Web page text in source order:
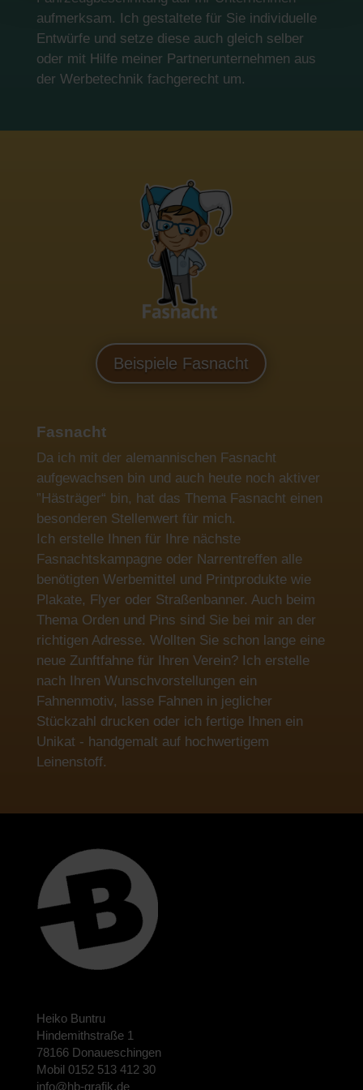
aufmerksam. Ich gestaltete für Sie individuelle
Entwürfe und setze diese auch gleich selber
oder mit Hilfe meiner Partnerunternehmen aus
der Werbetechnik fachgerecht um.
Beispiele Fasnacht
Fasnacht
Da ich mit der alemannischen Fasnacht
aufgewachsen bin und auch heute noch aktiver
”Hästräger“ bin, hat das Thema Fasnacht einen
besonderen Stellenwert für mich.
Ich erstelle Ihnen für Ihre nächste
Fasnachtskampagne oder Narrentreffen alle
benötigten Werbemittel und Printprodukte wie
Plakate, Flyer oder Straßenbanner. Auch beim
Thema Orden und Pins sind Sie bei mir an der
richtigen Adresse. Wollten Sie schon lange eine
neue Zunftfahne für Ihren Verein? Ich erstelle
nach Ihren Wunschvorstellungen ein
Fahnenmotiv, lasse Fahnen in jeglicher
Stückzahl drucken oder ich fertige Ihnen ein
Unikat - handgemalt auf hochwertigem
Leinenstoff.
Heiko Buntru
Hindemithstraße 1
78166 Donaueschingen
Mobil 0152 513 412 30
info@hb-grafik.de